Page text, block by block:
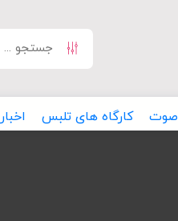
صوت کارگاه های تلبس